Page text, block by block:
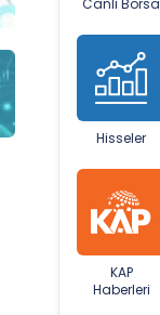
Canlı Borsa
Hisseler
KAP
Haberleri